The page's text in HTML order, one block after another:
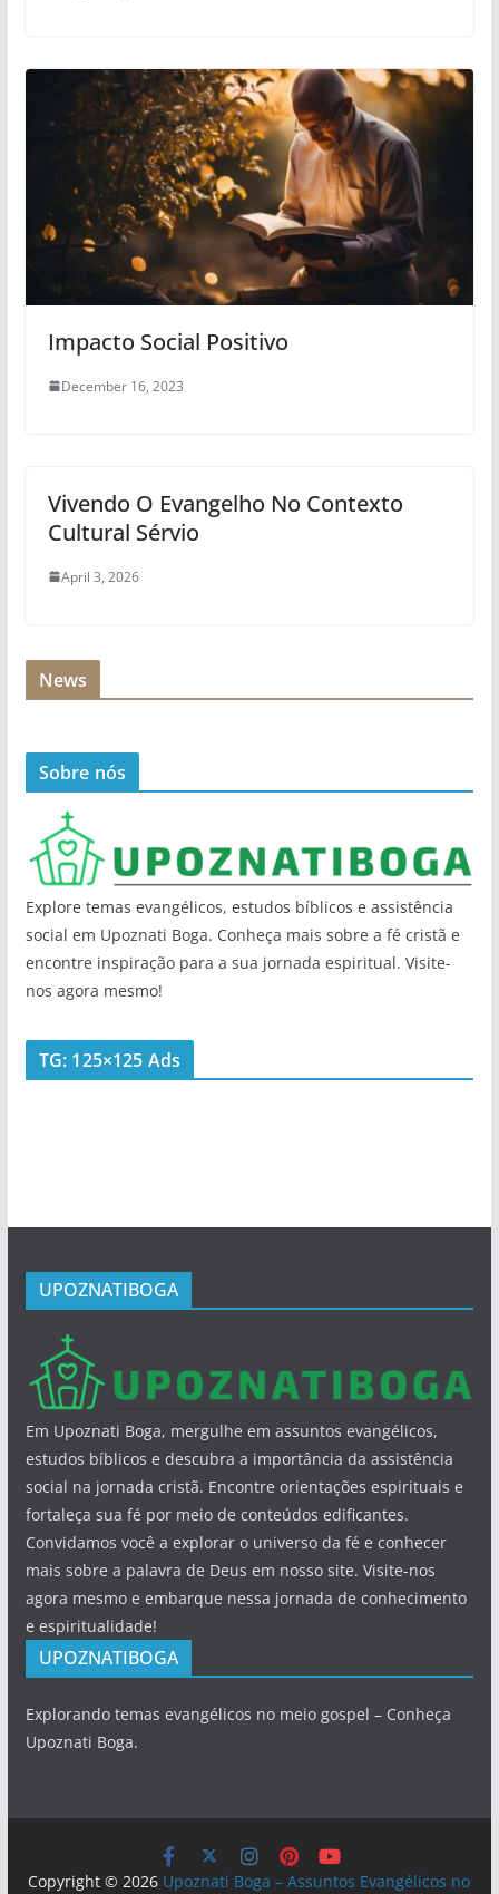
Impacto Social Positivo
December 16, 2023
Vivendo O Evangelho No Contexto
Cultural Sérvio
April 3, 2026
News
Sobre nós
Explore temas evangélicos, estudos bíblicos e assistência
social em Upoznati Boga. Conheça mais sobre a fé cristã e
encontre inspiração para a sua jornada espiritual. Visite-
nos agora mesmo!
TG: 125×125 Ads
UPOZNATIBOGA
Em Upoznati Boga, mergulhe em assuntos evangélicos,
estudos bíblicos e descubra a importância da assistência
social na jornada cristã. Encontre orientações espirituais e
fortaleça sua fé por meio de conteúdos edificantes.
Convidamos você a explorar o universo da fé e conhecer
mais sobre a palavra de Deus em nosso site. Visite-nos
agora mesmo e embarque nessa jornada de conhecimento
e espiritualidade!
UPOZNATIBOGA
Explorando temas evangélicos no meio gospel – Conheça
Upoznati Boga.
Copyright © 2026 Upoznati Boga – Assuntos Evangélicos no